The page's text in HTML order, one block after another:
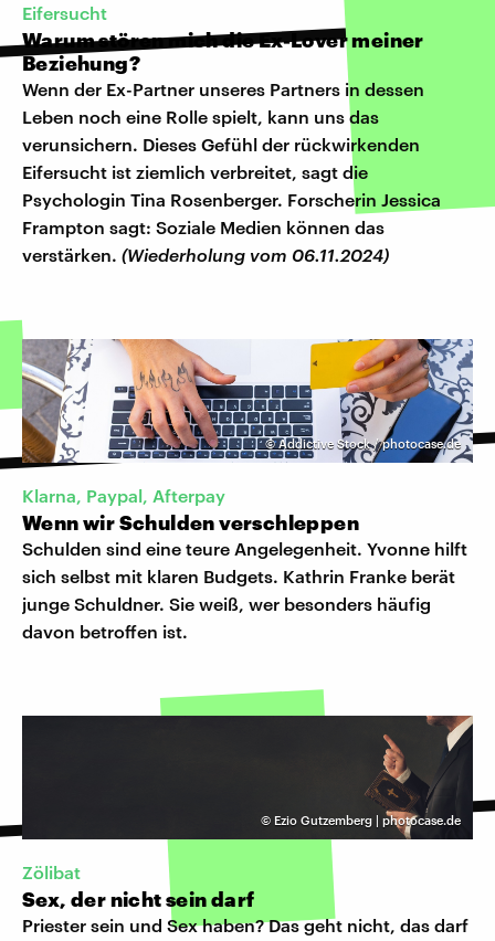
Eifersucht
Warum stören mich die Ex-Lover meiner
Beziehung?
Wenn der Ex-Partner unseres Partners in dessen
Leben noch eine Rolle spielt, kann uns das
verunsichern. Dieses Gefühl der rückwirkenden
Eifersucht ist ziemlich verbreitet, sagt die
Psychologin Tina Rosenberger. Forscherin Jessica
Frampton sagt: Soziale Medien können das
verstärken. (Wiederholung vom 06.11.2024)
©Addictive Stock / photocase.de
Klarna, Paypal, Afterpay
Wenn wir Schulden verschleppen
Schulden sind eine teure Angelegenheit. Yvonne hilft
sich selbst mit klaren Budgets. Kathrin Franke berät
junge Schuldner. Sie weiß, wer besonders häufig
davon betroffen ist.
© Ezio Gutzemberg | photocase.de
Zölibat
Sex, der nicht sein darf
Priester sein und Sex haben? Das geht nicht, das darf